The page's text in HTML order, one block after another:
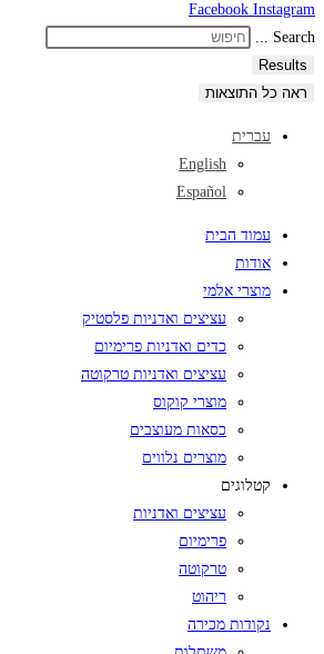
Facebook Instagram
Search ...
Results
ראה כל התוצאות
עברית
English
Español
עמוד הבית
אודות
מוצרי אלמי
עציצים ואדניות פלסטיק
כדים ואדניות פרימיום
עציצים ואדניות טרקוטה
מוצרי קוקוס
כסאות מעוצבים
מוצרים נלווים
קטלוגים
עציצים ואדניות
פרימיום
טרקוטה
ריהוט
נקודות מכירה